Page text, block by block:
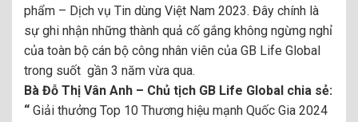
phẩm – Dịch vụ Tin dùng Việt Nam 2023. Đây chính là
sự ghi nhận những thành quả cố gắng không ngừng nghỉ
của toàn bộ cán bộ công nhân viên của GB Life Global
trong suốt gần 3 năm vừa qua.
Bà Đỗ Thị Vân Anh – Chủ tịch GB Life Global chia sẻ:
“ Giải thưởng Top 10 Thương hiệu mạnh Quốc Gia 2024